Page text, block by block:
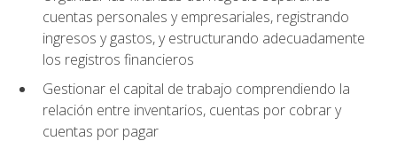
cuentas personales y empresariales, registrando
ingresos y gastos, y estructurando adecuadamente
los registros financieros
Gestionar el capital de trabajo comprendiendo la
relación entre inventarios, cuentas por cobrar y
cuentas por pagar